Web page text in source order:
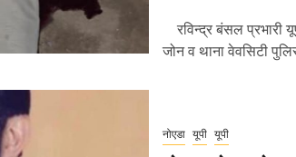
रविन्द्र बंसल प्रभारी
जोन व थाना वेवसिटी
नोएडा यूपी यूपी